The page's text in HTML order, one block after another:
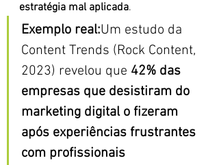
estratégia mal aplicada.
Exemplo real:Um estudo da
Content Trends (Rock Content,
2023) revelou que 42% das
empresas que desistiram do
marketing digital o fizeram
após experiências frustrantes
com profissionais